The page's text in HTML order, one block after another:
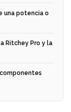
una potencia o
Ritchey Pro y la